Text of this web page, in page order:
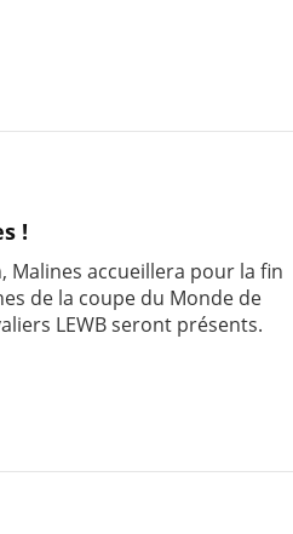
!
Malines accueillera pour la fin
de la coupe du Monde de
LEWB seront présents.